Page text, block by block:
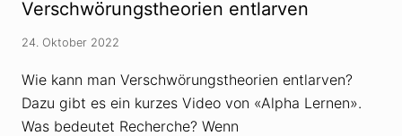
Verschwörungstheorien entlarven
24. Oktober 2022
Wie kann man Verschwörungstheorien entlarven?
Dazu gibt es ein kurzes Video von «Alpha Lernen».
Was bedeutet Recherche? Wenn